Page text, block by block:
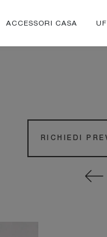
ACCESSORI CASA
RICHIEDI